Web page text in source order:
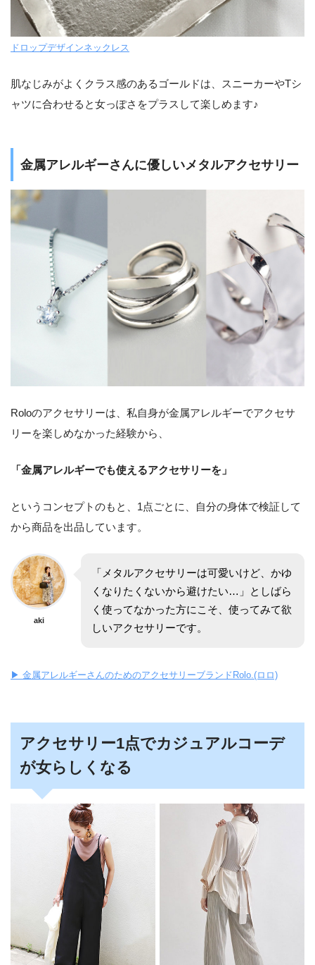
ドロップデザインネックレス
肌なじみがよくクラス感のあるゴールドは、スニーカーやTシ
ャツに合わせると女っぽさをプラスして楽しめます♪
金属アレルギーさんに優しいメタルアクセサリー
Roloのアクセサリーは、私自身が金属アレルギーでアクセサ
リーを楽しめなかった経験から、
「金属アレルギーでも使えるアクセサリーを」
というコンセプトのもと、1点ごとに、自分の身体で検証して
から商品を出品しています。
aki
「メタルアクセサリーは可愛いけど、かゆ
くなりたくないから避けたい…」としばら
く使ってなかった方にこそ、使ってみて欲
しいアクセサリーです。
▶︎ 金属アレルギーさんのためのアクセサリーブランドRolo.(ロロ)
アクセサリー1点でカジュアルコーデ
が女らしくなる